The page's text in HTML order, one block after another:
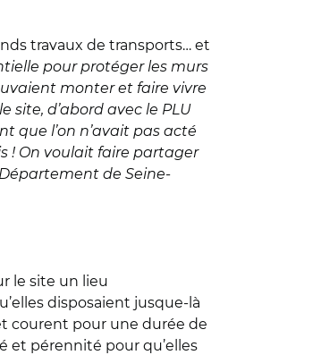
travaux de transports… et
pour protéger les murs
monter et faire vivre
site, d’abord avec le PLU
que l’on n’avait pas acté
! On voulait faire partager
de Seine-
le site un lieu
disposaient jusque-là
courent pour une durée de
et pérennité pour qu’elles